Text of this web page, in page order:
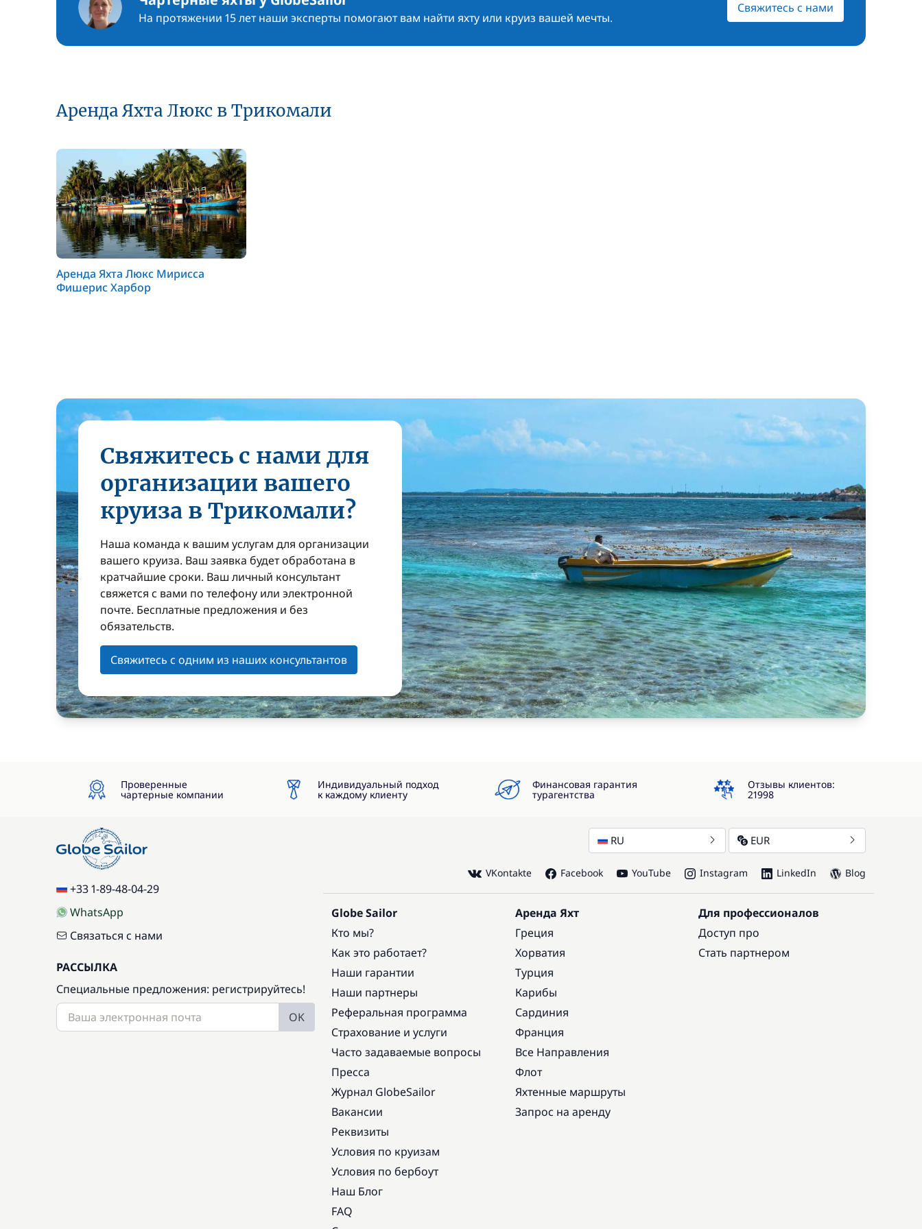
На протяжении 15 лет наши эксперты помогают вам найти яхту или круиз вашей мечты.
Свяжитесь с нами
Аренда Яхта Люкс в Трикомали
Аренда Яхта Люкс Мирисса
Фишерис Харбор
Свяжитесь с нами для
организации вашего
круиза в Трикомали?
Наша команда к вашим услугам для организации
вашего круиза. Ваш заявка будет обработана в
кратчайшие сроки. Ваш личный консультант
свяжется с вами по телефону или электронной
почте. Бесплатные предложения и без
обязательств.
Свяжитесь с одним из наших консультантов
Проверенные
чартерные компании
Индивидуальный подход
к каждому клиенту
Финансовая гарантия
турагентства
4.3
Отзывы клиентов:
21998
+33 1-89-48-04-29
WhatsApp
Связаться с нами
РАССЫЛКА
Специальные предложения: регистрируйтесь!
OK
RU EUR
VKontakte Facebook YouTube Instagram LinkedIn Blog
Globe Sailor
Кто мы?
Как это работает?
Наши гарантии
Наши партнеры
Реферальная программа
Страхование и услуги
Часто задаваемые вопросы
Пресса
Журнал GlobeSailor
Вакансии
Реквизиты
Условия по круизам
Условия по бербоут
Наш Блог
FAQ
Аренда Яхт
Греция
Хорватия
Турция
Карибы
Сардиния
Франция
Все Направления
Флот
Яхтенные маршруты
Запрос на аренду
Для профессионалов
Доступ про
Стать партнером